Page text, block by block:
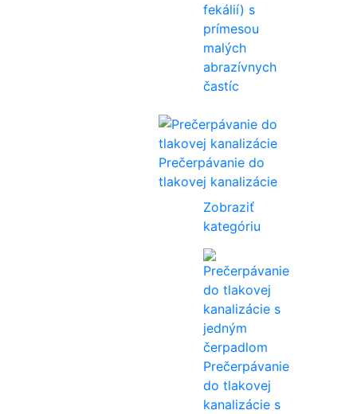
fekálií) s
prímesou
malých
abrazívnych
častíc
Prečerpávanie do
tlakovej kanalizácie
Zobraziť
kategóriu
Prečerpávanie
do tlakovej
kanalizácie s